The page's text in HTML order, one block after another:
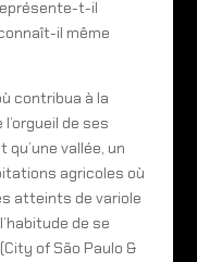
t-il
il même
contribua à la
de ses
qu’une vallée, un
agricoles où
atteints de variole
de se
of São Paulo &